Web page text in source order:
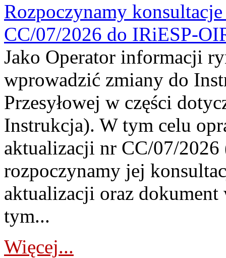
Rozpoczynamy
CC/07/2026 do IRiESP-
Jako Operator informacji
wprowadzić zmiany do
Przesyłowej w części
Instrukcja). W tym celu
aktualizacji nr CC/07/
rozpoczynamy jej
aktualizacji oraz
tym...
Więcej...